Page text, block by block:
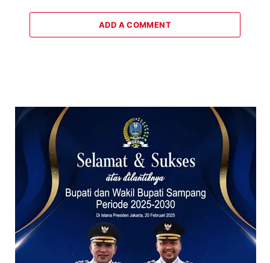
ADD A COMMENT